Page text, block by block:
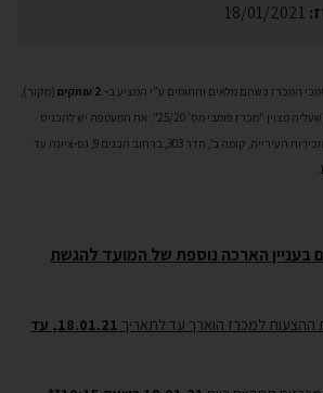
18/01/2021
המכרז כשהם מלאים וחתומים ע"י המציע ב- 2 עותקים
(מקור),
יש להכניס למעטפה סגורה שעליה מצוין "מכרז פומבי מס' 25/20". את המעטפה יש להכניס
לתיבת המכרזים במשרדי מזכירות העירייה, קומה ב', חדר 303, ברחוב הבנים 9, נס-ציונה עד
הארכה נוספת של המועד להגשת
ההצעות למכרז הוארך עד לתאריך
18.01.21, עד